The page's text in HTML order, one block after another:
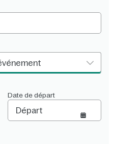
Date de départ